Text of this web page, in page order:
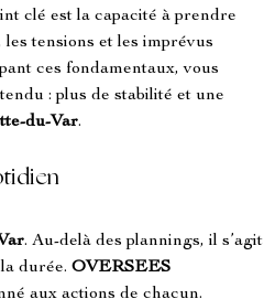
clé est la capacité à prendre
tensions et les imprévus
ces fondamentaux, vous
: plus de stabilité et une
du-Var.
. Au-delà des plannings, il s’agit
durée. OVERSEES
aux actions de chacun.